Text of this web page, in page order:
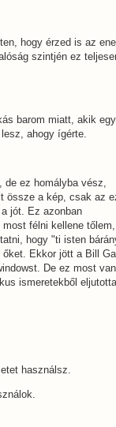
hogy érzed is az
szintjén ez
barom miatt, akik
ahogy ígérte.
de ez homályba vész,
össze a kép, csak az
jót. Ez azonban
félni kellene tőlem,
hogy "ti isten
Ekkor jött a Bill
De ez most
ismeretekből
használsz.